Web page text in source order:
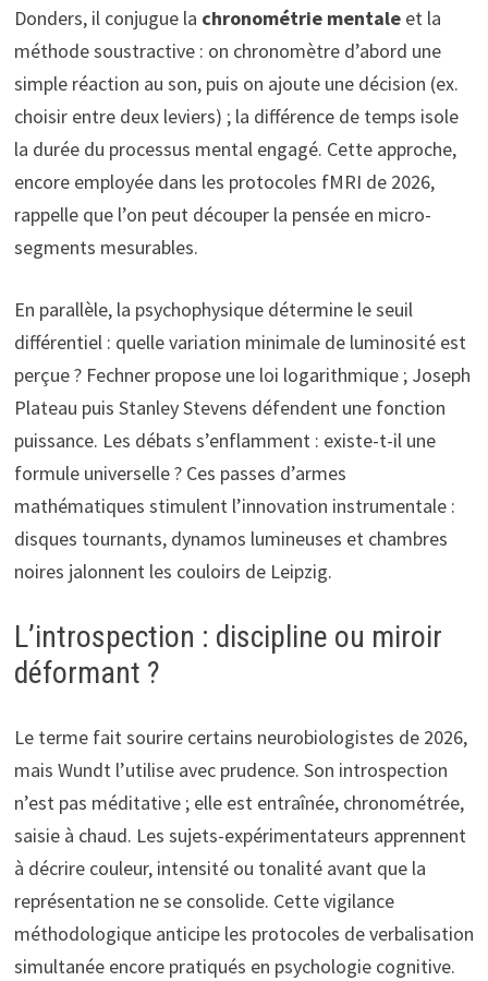
Donders, il conjugue la chronométrie mentaleet la
méthode soustractive : on chronomètre d’abord une
simple réaction au son, puis on ajoute une décision (ex.
choisir entre deux leviers) ; la différence de temps isole
la durée du processus mental engagé. Cette approche,
encore employée dans les protocoles fMRI de 2026,
rappelle que l’on peut découper la pensée en micro-
segments mesurables.
En parallèle, la psychophysique détermine le seuil
différentiel : quelle variation minimale de luminosité est
perçue ? Fechner propose une loi logarithmique ; Joseph
Plateau puis Stanley Stevens défendent une fonction
puissance. Les débats s’enflamment : existe-t-il une
formule universelle ? Ces passes d’armes
mathématiques stimulent l’innovation instrumentale :
disques tournants, dynamos lumineuses et chambres
noires jalonnent les couloirs de Leipzig.
L’introspection : discipline ou miroir
déformant ?
Le terme fait sourire certains neurobiologistes de 2026,
mais Wundt l’utilise avec prudence. Son introspection
n’est pas méditative ; elle est entraînée, chronométrée,
saisie à chaud. Les sujets-expérimentateurs apprennent
à décrire couleur, intensité ou tonalité avant que la
représentation ne se consolide. Cette vigilance
méthodologique anticipe les protocoles de verbalisation
simultanée encore pratiqués en psychologie cognitive.